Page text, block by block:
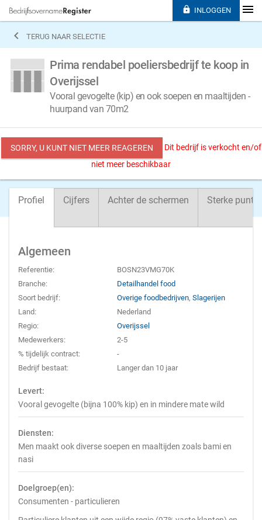
 TERUG NAAR SELECTIE
Prima rendabel poeliersbedrijf te koop in
Overijssel
Vooral gevogelte (kip) en ook soepen en maaltijden -
huurpand van 70m2
SORRY, U KUNT NIET MEER REAGEREN
Dit bedrijf is verkocht en/of
niet meer beschikbaar
Profiel Cijfers Achter de schermen Sterke
Algemeen
Referentie:
BOSN23VMG70K
Branche:
Detailhandel food
Soort bedrijf:
Overige foodbedrijven,Slagerijen
Land:
Nederland
Regio:
Overijssel
Medewerkers:
2-5
% tijdelijk contract:
-
Bedrijf bestaat:
Langer dan 10 jaar
Levert:
Vooral gevogelte (bijna 100% kip) en in mindere mate wild
Diensten:
Men maakt ook diverse soepen en maaltijden zoals bami en
nasi
Doelgroep(en):
Consumenten - particulieren
 INLOGGEN